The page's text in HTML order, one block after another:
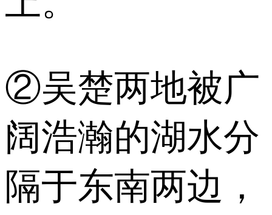
②吴楚两地被广
阔浩瀚的湖水分
隔于东南两边，